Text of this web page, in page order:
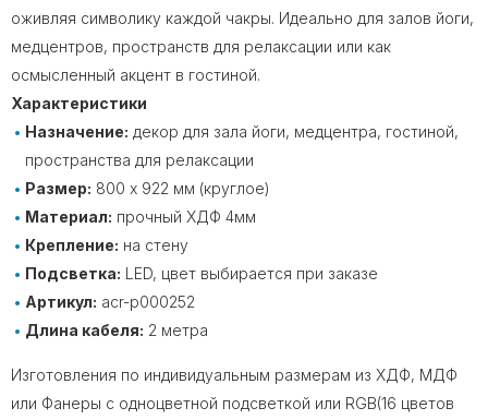
оживляя символику каждой чакры. Идеально для залов йоги,
медцентров, пространств для релаксации или как
осмысленный акцент в гостиной.
Характеристики
Назначение: декор для зала йоги, медцентра, гостиной,
пространства для релаксации
Размер: 800 х 922 мм (круглое)
Материал: прочный ХДФ 4мм
Крепление: на стену
Подсветка: LED, цвет выбирается при заказе
Артикул: acr-p000252
Длина кабеля: 2 метра
Изготовления по индивидуальным размерам из ХДФ, МДФ
или Фанеры с одноцветной подсветкой или RGB(16 цветов